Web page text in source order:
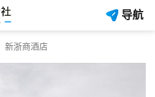
导航
新浙商酒店